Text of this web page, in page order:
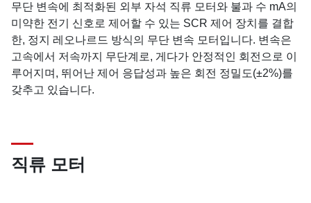
무단 변속에 최적화된 외부 자석 직류 모터와 불과 수 mA의
미약한 전기 신호로 제어할 수 있는 SCR 제어 장치를 결합
한, 정지 레오나르드 방식의 무단 변속 모터입니다. 변속은
고속에서 저속까지 무단계로, 게다가 안정적인 회전으로 이
루어지며, 뛰어난 제어 응답성과 높은 회전 정밀도(±2%)를
갖추고 있습니다.
직류 모터